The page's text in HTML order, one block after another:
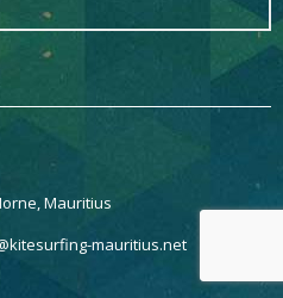
Mauritius
mauritius.net